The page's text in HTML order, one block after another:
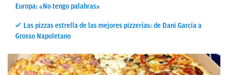
Europa: «No tengo palabras»
Las pizzas estrella de las mejores pizzerías: de Dani García a
Grosso Napoletano